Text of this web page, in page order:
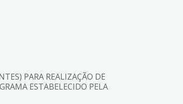
PARA REALIZAÇÃO DE
ESTABELECIDO PELA